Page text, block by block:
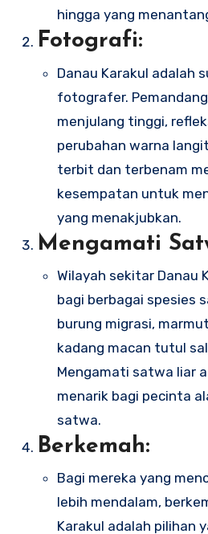
hingga yang
Fotografi:
Danau Karakul adalah
fotografer.
menjulang tinggi,
perubahan warna
terbit dan terbenam
kesempatan untuk
yang menakjubkan.
Mengamati
Wilayah sekitar Danau
bagi berbagai spesies
burung migrasi,
kadang macan tutul
Mengamati satwa liar
menarik bagi pecinta
satwa.
Berkemah:
Bagi mereka yang
lebih mendalam,
Karakul adalah pilihan